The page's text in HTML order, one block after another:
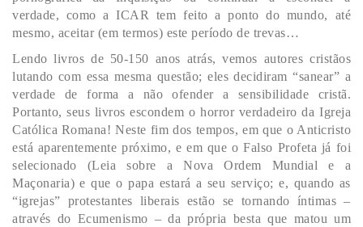
verdade, como a ICAR tem feito a ponto do mundo, até
mesmo, aceitar (em termos) este período de trevas…
Lendo livros de 50-150 anos atrás, vemos autores cristãos
lutando com essa mesma questão; eles decidiram “sanear” a
verdade de forma a não ofender a sensibilidade cristã.
Portanto, seus livros escondem o horror verdadeiro da Igreja
Católica Romana! Neste fim dos tempos, em que o Anticristo
está aparentemente próximo, e em que o Falso Profeta já foi
selecionado (Leia sobre a Nova Ordem Mundial e a
Maçonaria) e que o papa estará a seu serviço; e, quando as
“igrejas” protestantes liberais estão se tornando íntimas –
através do Ecumenismo – da própria besta que matou um